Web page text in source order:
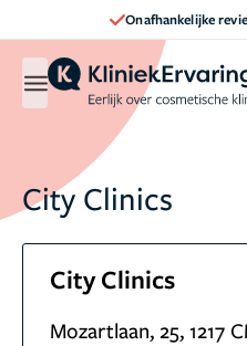
Onafhankelijke
City Clinics
City Clinics
Mozartlaan, 25, 1217